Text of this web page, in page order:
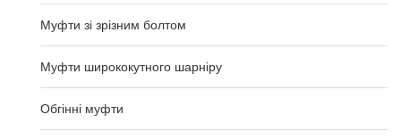
Муфти зі зрізним болтом
Муфти ширококутного шарніру
Обгінні муфти